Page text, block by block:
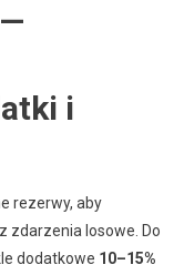
i
rezerwy, aby
zdarzenia losowe. Do
dodatkowe 10–15%